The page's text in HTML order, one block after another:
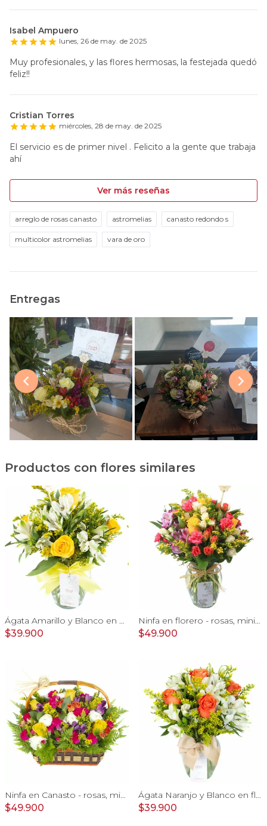
Isabel Ampuero
lunes, 26 de may. de 2025
Muy profesionales, y las flores hermosas, la festejada quedó
feliz!!
Cristian Torres
miércoles, 28 de may. de 2025
El servicio es de primer nivel . Felicito a la gente que trabaja
ahí
Ver más reseñas
arreglo de rosas canasto astromelias canasto redondo s
multicolor astromelias vara de oro
Entregas
Productos con flores similares
Ágata Amarillo y Blanco en florero - rosas, astromelias
$39.900
Ninfa en florero - rosas, miniclaveles y astromelias
$49.900
Ninfa en Canasto - rosas, miniclaveles, y astromelias
$49.900
Ágata Naranjo y Blanco en florero - rosas, astromelias
$39.900